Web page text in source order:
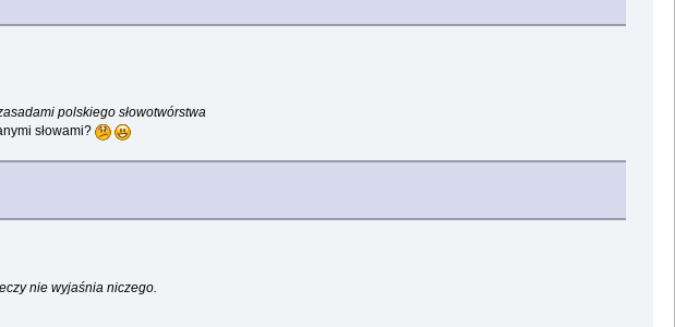
polskiego słowotwórstwa
słowami?
nie wyjaśnia niczego.